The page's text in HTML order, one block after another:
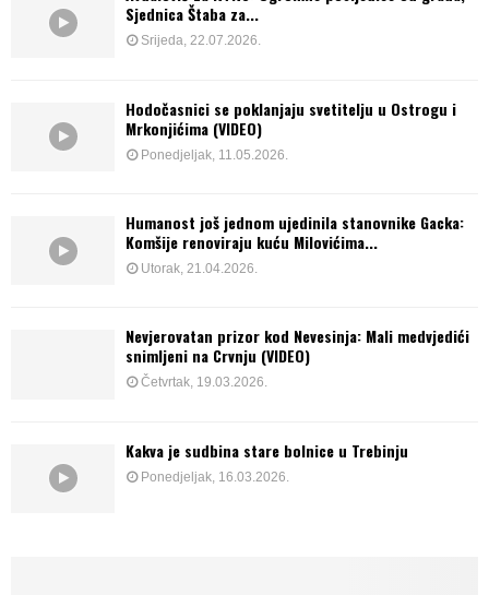
Sjednica Štaba za...
Srijeda, 22.07.2026.
Hodočasnici se poklanjaju svetitelju u Ostrogu i
Mrkonjićima (VIDEO)
Ponedjeljak, 11.05.2026.
Humanost još jednom ujedinila stanovnike Gacka:
Komšije renoviraju kuću Milovićima...
Utorak, 21.04.2026.
Nevjerovatan prizor kod Nevesinja: Mali medvjedići
snimljeni na Crvnju (VIDEO)
Četvrtak, 19.03.2026.
Kakva je sudbina stare bolnice u Trebinju
Ponedjeljak, 16.03.2026.